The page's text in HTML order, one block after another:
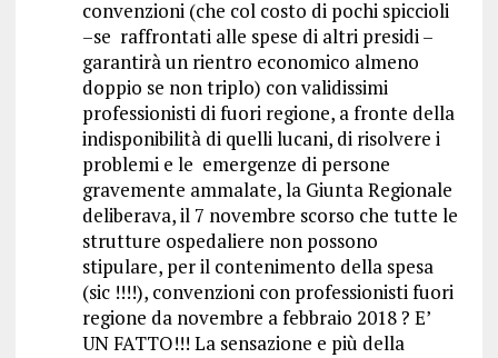
convenzioni (che col costo di pochi spiccioli
–se raffrontati alle spese di altri presidi –
garantirà un rientro economico almeno
doppio se non triplo) con validissimi
professionisti di fuori regione, a fronte della
indisponibilità di quelli lucani, di risolvere i
problemi e le emergenze di persone
gravemente ammalate, la Giunta Regionale
deliberava, il 7 novembre scorso che tutte le
strutture ospedaliere non possono
stipulare, per il contenimento della spesa
(sic !!!!), convenzioni con professionisti fuori
regione da novembre a febbraio 2018 ? E’
UN FATTO!!! La sensazione e più della